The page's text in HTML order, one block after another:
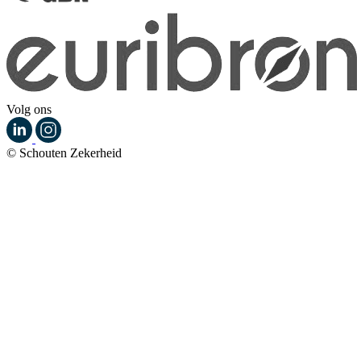
Volg ons
© Schouten Zekerheid